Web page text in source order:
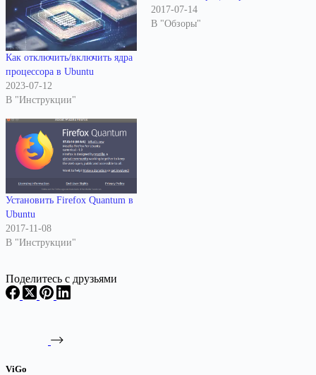
Как отключить/включить ядра
процессора в Ubuntu
2023-07-12
В "Инструкции"
2017-07-14
В "Обзоры"
Установить Firefox Quantum в
Ubuntu
2017-11-08
В "Инструкции"
Поделитесь с друзьями
ViGo